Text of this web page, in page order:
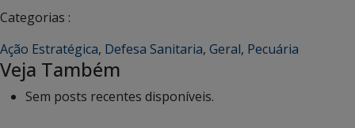
Categorias :
Ação Estratégica, Defesa Sanitaria, Geral, Pecuária
Veja Também
Sem posts recentes disponíveis.